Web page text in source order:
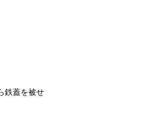
鉄蓋を被せ